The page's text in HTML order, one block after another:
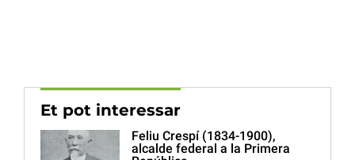
Et pot interessar
Feliu Crespí (1834-1900),
alcalde federal a la Primera